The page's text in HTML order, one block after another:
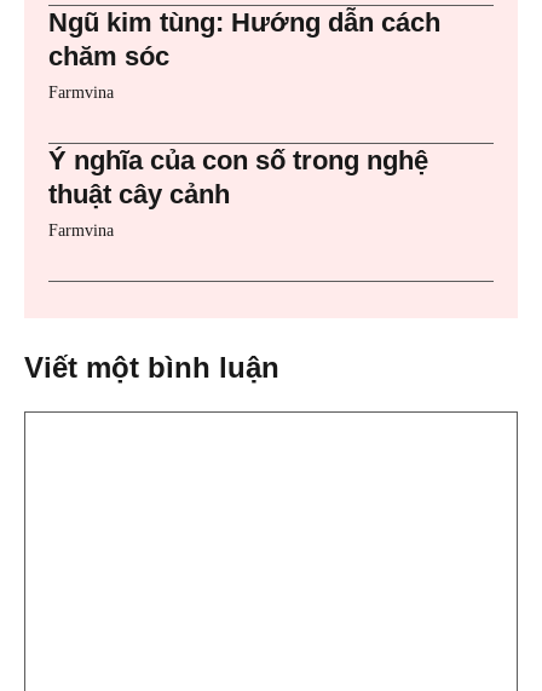
Ngũ kim tùng: Hướng dẫn cách
chăm sóc
Farmvina
Ý nghĩa của con số trong nghệ
thuật cây cảnh
Farmvina
Viết một bình luận